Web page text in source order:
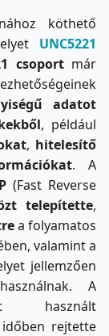
köthető
UNC5221
csoportmár
adatot
, például
, hitelesítő
. A
(Fast Reverse
telepítette,
a folyamatos
valamint a
jellemzően
A
használt
rejtette